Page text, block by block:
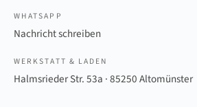
WHATSAPP
Nachricht schreiben
WERKSTATT & LADEN
Halmsrieder Str. 53a · 85250 Altomünster